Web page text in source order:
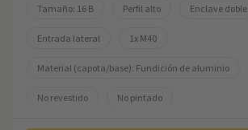
Tamaño: 16 B Perfil alto Enclave doble
Entrada lateral 1x M40
Material (capota/base): Fundición de aluminio
No revestido No pintado